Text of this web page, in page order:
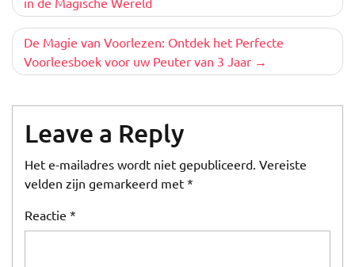
De Magie van Voorlezen: Ontdek het Perfecte
Voorleesboek voor uw Peuter van 3 Jaar
Leave a Reply
Het e-mailadres wordt niet gepubliceerd. Vereiste
velden zijn gemarkeerd met *
Reactie *